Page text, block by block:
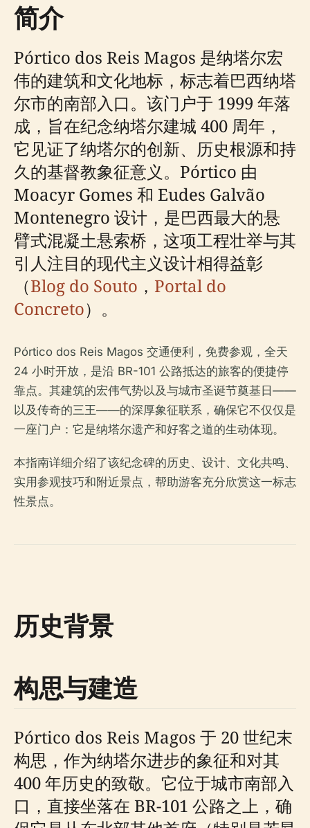
简介
Pórtico dos Reis Magos 是纳塔尔宏
伟的建筑和文化地标，标志着巴西纳塔
尔市的南部入口。该门户于 1999 年落
成，旨在纪念纳塔尔建城 400 周年，
它见证了纳塔尔的创新、历史根源和持
久的基督教象征意义。Pórtico 由
Moacyr Gomes 和 Eudes Galvão
Montenegro 设计，是巴西最大的悬
臂式混凝土悬索桥，这项工程壮举与其
引人注目的现代主义设计相得益彰
（Blog do Souto ， Portal do
Concreto）。
Pórtico dos Reis Magos 交通便利，免费参观，全天
24 小时开放，是沿 BR-101 公路抵达的旅客的便捷停
靠点。其建筑的宏伟气势以及与城市圣诞节奠基日——
以及传奇的三王——的深厚象征联系，确保它不仅仅是
一座门户：它是纳塔尔遗产和好客之道的生动体现。
本指南详细介绍了该纪念碑的历史、设计、文化共鸣、
实用参观技巧和附近景点，帮助游客充分欣赏这一标志
性景点。
历史背景
构思与建造
Pórtico dos Reis Magos 于 20 世纪末
构思，作为纳塔尔进步的象征和对其
400 年历史的致敬。它位于城市南部入
口，直接坐落在 BR-101 公路之上，确